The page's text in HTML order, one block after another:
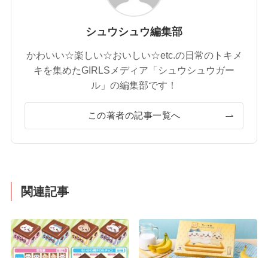
シュウシュウ編集部
かわいい☆楽しい☆おいしい☆etc.の日常のトキメ
キを集めたGIRLSメディア「シュウシュウガー
ル」の編集部です！
この著者の記事一覧へ
関連記事